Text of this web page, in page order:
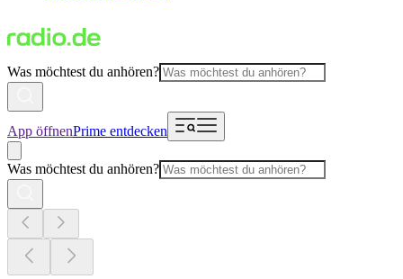
Was möchtest du anhören?
App öffnenPrime entdecken
Was möchtest du anhören?